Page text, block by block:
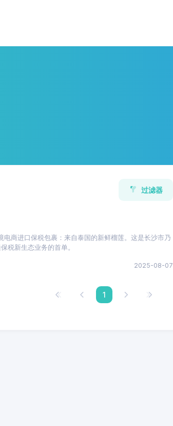
过滤器
商进口保税包裹：来自泰国的新鲜榴莲。这是长沙市乃
税新生态业务的首单。
2025-08-07
1